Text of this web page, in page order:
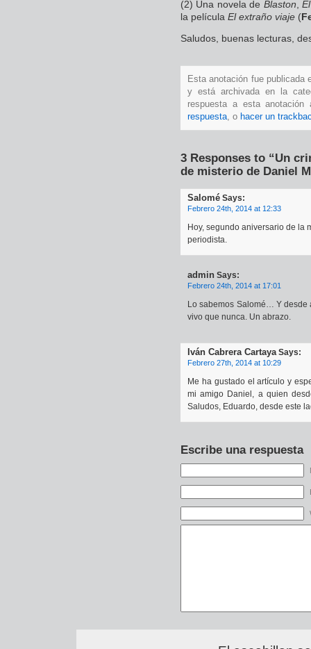
(2) Una novela de Blaston,
la película El extraño viaje (
Saludos, buenas lecturas,
Esta anotación fue publicada
y está archivada en la
respuesta a esta
respuesta , o hacer un
3 Responses to “Un
de misterio de Daniel
Salomé Says:
Febrero 24th, 2014 at 12:33
Hoy, segundo aniversario de la
periodista.
admin Says:
Febrero 24th, 2014 at 17:01
Lo sabemos Salomé… Y desde
vivo que nunca. Un abrazo.
Iván Cabrera CartayaSays:
Febrero 27th, 2014 at 10:29
Me ha gustado el artículo y
mi amigo Daniel, a quien
Saludos, Eduardo, desde este
Escribe una respuesta